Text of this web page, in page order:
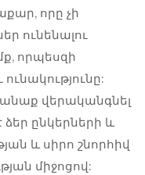
որը չի
ունենալու
որպեսզի
վերականգնել
ձեր ընկերների և
և սիրո շնորհիվ
միջոցով: